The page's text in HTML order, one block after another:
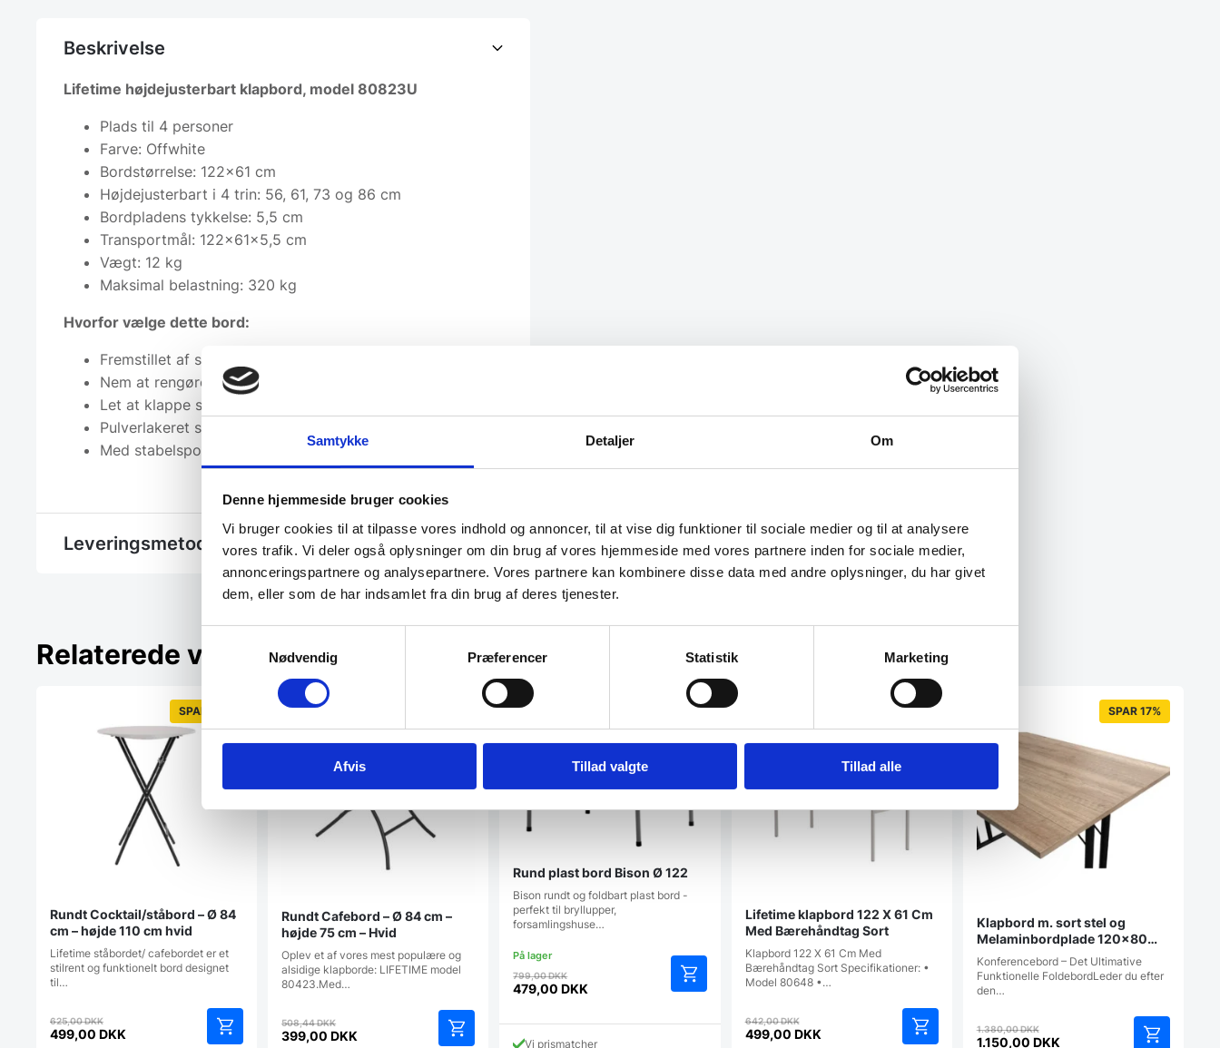
Samtykke Detaljer Om
Denne hjemmeside bruger cookies
Vi bruger cookies til at tilpasse vores indhold og annoncer, til at vise dig funktioner til sociale medier og til at analysere
vores trafik. Vi deler også oplysninger om din brug af vores hjemmeside med vores partnere inden for sociale medier,
annonceringspartnere og analysepartnere. Vores partnere kan kombinere disse data med andre oplysninger, du har givet
dem, eller som de har indsamlet fra din brug af deres tjenester.
Nødvendig
Præferencer Statistik Marketing
Afvis Tillad valgte Tillad alle
Beskrivelse
Lifetime højdejusterbart klapbord, model 80823U
Plads til 4 personer
Farve: Offwhite
Bordstørrelse: 122×61 cm
Højdejusterbart i 4 trin: 56, 61, 73 og 86 cm
Bordpladens tykkelse: 5,5 cm
Transportmål: 122x61x5,5 cm
Vægt: 12 kg
Maksimal belastning: 320 kg
Hvorfor vælge dette bord:
Fremstillet af slidstærk og robust polyethylen
Nem at rengøre og opbevare
Let at klappe sammen og transportere
Pulverlakeret stel mod stød og daglig slitage
Med stabelspor for pladsbesparende opbevaring
Leveringsmetode
Relaterede varer
SPAR 20%
Rundt Cocktail/ståbord – Ø 84
cm – højde 110 cm hvid
Lifetime ståbordet/ cafebordet er et
stilrent og funktionelt bord designet
til…
625,00DKKDen
oprindelige
499,00 DKK
Rundt Cafebord – Ø 84 cm –
højde 75 cm – Hvid
Oplev et af vores mest populære og
alsidige klapborde: LIFETIME model
80423.Med…
508,44DKKDen
oprindelige
399,00DKK
SPAR 40%
Rund plast bord Bison Ø 122
Bison rundt og foldbart plast bord -
perfekt til bryllupper,
forsamlingshuse…
799,00DKKDen
oprindelige
var:
799,00 DKK.
479,00DKK
aktuelle
pris
Vi prismatcher
SPAR 22%
Lifetime klapbord 122 X 61 Cm
Med Bærehåndtag Sort
Klapbord 122 X 61 Cm Med
Bærehåndtag Sort Specifikationer: •
Model 80648 •…
642,00DKKDen
oprindelige
499,00 DKK
SPAR 17%
Klapbord m. sort stel og
Melaminbordplade 120×80
(Sonoma Oak)
Konferencebord – Det Ultimative
Funktionelle FoldebordLeder du efter
den…
1.380,00DKKDen
oprindelige
1.150,00 DKK